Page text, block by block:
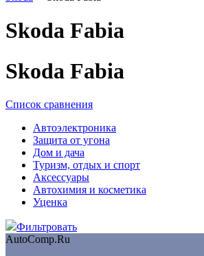
Skoda Fabia
Skoda Fabia
Список сравнения
Автоэлектроника
Защита от угона
Дом и дача
Туризм, отдых и спорт
Аксессуары
Автохимия и косметика
Уценка
Фильтровать
AutoComp.Ru